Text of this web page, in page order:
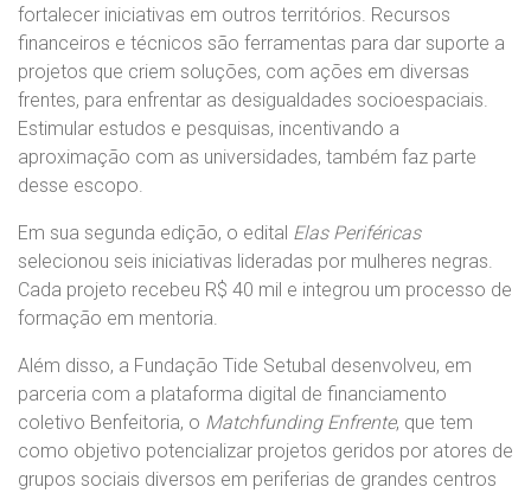
Mobilizaçao social e redes
fortalecer iniciativas em outros territórios. Recursos
financeiros e técnicos são ferramentas para dar suporte a
projetos que criem soluções, com ações em diversas
frentes, para enfrentar as desigualdades socioespaciais.
Estimular estudos e pesquisas, incentivando a
aproximação com as universidades, também faz parte
desse escopo.
Em sua segunda edição, o edital Elas Periféricas
selecionou seis iniciativas lideradas por mulheres negras.
Cada projeto recebeu R$ 40 mil e integrou um processo de
formação em mentoria.
Além disso, a Fundação Tide Setubal desenvolveu, em
parceria com a plataforma digital de financiamento
coletivo Benfeitoria, o Matchfunding Enfrente, que tem
como objetivo potencializar projetos geridos por atores de
grupos sociais diversos em periferias de grandes centros